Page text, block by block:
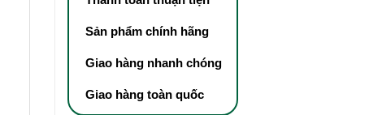
Sản phẩm chính hãng
Giao hàng nhanh chóng
Giao hàng toàn quốc